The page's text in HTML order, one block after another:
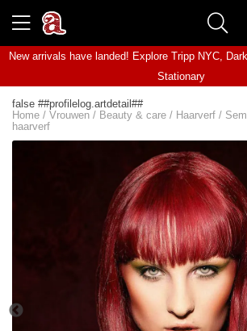
New arrivals have landed! Explore Tripp NYC,
Stationary
false ##profilelog.artdetail##
Home / Vrouwen / Beauty & care / Haarverf /
haarverf